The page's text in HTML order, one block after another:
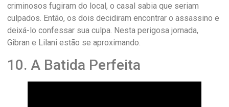
criminosos fugiram do local, o casal sabia que seriam
culpados. Então, os dois decidiram encontrar o assassino e
deixá-lo confessar sua culpa. Nesta perigosa jornada,
Gibran e Lilani estão se aproximando.
10. A Batida Perfeita